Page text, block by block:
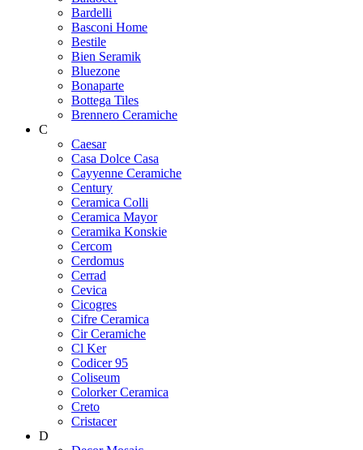
Bardelli
Basconi Home
Bestile
Bien Seramik
Bluezone
Bonaparte
Bottega Tiles
Brennero Ceramiche
C
Caesar
Casa Dolce Casa
Cayyenne Ceramiche
Century
Ceramica Colli
Ceramica Mayor
Ceramika Konskie
Cercom
Cerdomus
Cerrad
Cevica
Cicogres
Cifre Ceramica
Cir Ceramiche
Cl Ker
Codicer 95
Coliseum
Colorker Ceramica
Creto
Cristacer
D